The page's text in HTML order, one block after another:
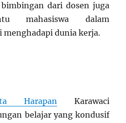
dari dosen juga
mahasiswa dalam
menghadapi dunia kerja.
HarapanKarawaci
belajar yang kondusif